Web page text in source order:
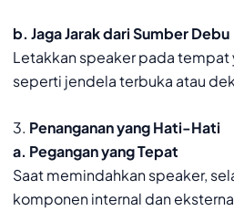
b. Jaga Jarak dari Sumber Debu
Letakkan speaker pada tempat
seperti jendela terbuka atau
3. Penanganan yang Hati-Hati
a. Pegangan yang Tepat
Saat memindahkan speaker,
komponen internal dan